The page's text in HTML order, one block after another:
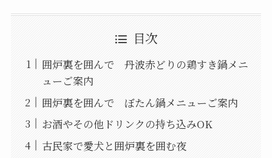
目次
囲炉裏を囲んで 丹波赤どりの鶏すき鍋メニ
ューご案内
囲炉裏を囲んで ぼたん鍋メニューご案内
お酒やその他ドリンクの持ち込みOK
古民家で愛犬と囲炉裏を囲む夜